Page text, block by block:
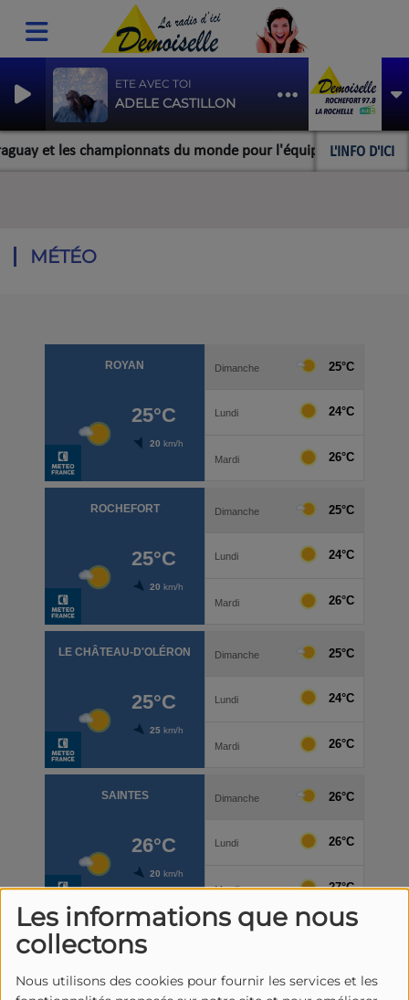
Les informations que nous
collectons
Nous utilisons des cookies pour fournir les services et les
ETE AVEC TOI
ADELE CASTILLON
L'INFO D'ICI
et les championnats du monde pour l'équipe rochefortaise
MÉTÉO